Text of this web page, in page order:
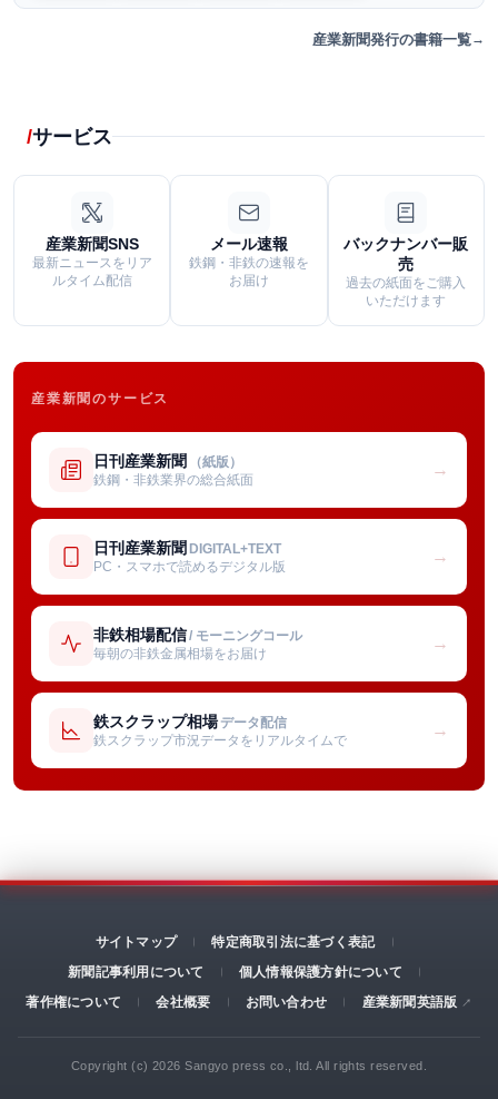
産業新聞発行の書籍一覧
サービス
産業新聞SNS
最新ニュースをリア
ルタイム配信
メール速報
鉄鋼・非鉄の速報を
お届け
バックナンバー販
売
過去の紙面をご購入
いただけます
産業新聞のサービス
日刊産業新聞 （紙版）
鉄鋼・非鉄業界の総合紙面
→
日刊産業新聞 DIGITAL+TEXT
PC・スマホで読めるデジタル版
→
非鉄相場配信/ モーニングコール
毎朝の非鉄金属相場をお届け
→
鉄スクラップ相場 データ配信
鉄スクラップ市況データをリアルタイムで
→
サイトマップ
特定商取引法に基づく表記
新聞記事利用について
個人情報保護方針について
著作権について
会社概要 お問い合わせ 産業新聞英語版
Copyright (c) 2026 Sangyo press co., ltd. All rights reserved.